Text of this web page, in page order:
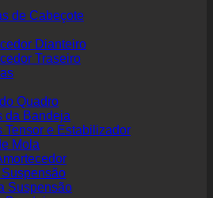
de Cabeçote
Dianteiro
Traseiro
Quadro
da Bandeja
Tensor e Estabilizador
Mola
Suspensão
Suspensão